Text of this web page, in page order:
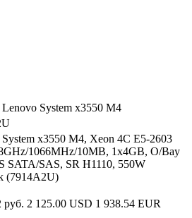
System x3550 M4
x3550 M4, Xeon 4C E5-2603
1066MHz/10MB, 1x4GB, O/Bay
SATA/SAS, SR H1110, 550W
(7914A2U)
руб. 2 125.00 USD 1 938.54 EUR